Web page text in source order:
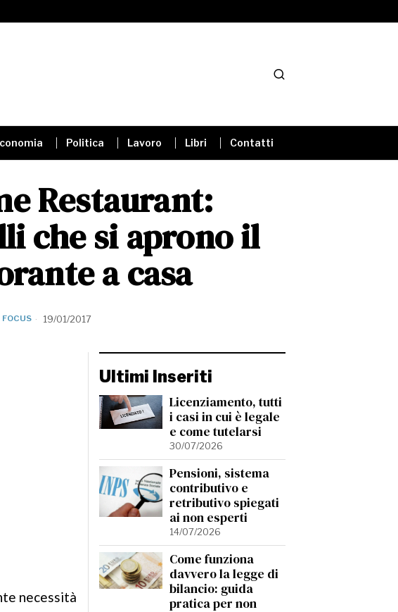
Politica Lavoro Libri Contatti
Restaurant:
che si aprono il
a casa
FOCUS 19/01/2017
necessità
Ultimi Inseriti
Licenziamento, tutti
i casi in cui è legale
e come tutelarsi
30/07/2026
Pensioni, sistema
contributivo e
retributivo spiegati
ai non esperti
14/07/2026
Come funziona
davvero la legge di
bilancio: guida
pratica per non